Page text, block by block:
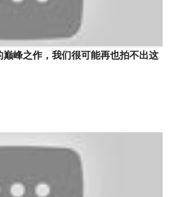
巅峰之作，我们很可能再也拍不出这